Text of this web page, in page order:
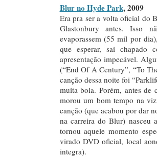
Blur no Hyde Park, 2009
Era pra ser a volta oficial do
Glastonbury antes. Isso
evaporassem (55 mil por
que esperar, sai
apresentação impecável.
(“End Of A Century”, “To
canção dessa noite foi
muita bola. Porém, antes de
morou um bom tempo na
canção (que acabou por dar
na carreira do Blur) nasceu
tornou aquele momento
virado DVD oficial, local
integra).